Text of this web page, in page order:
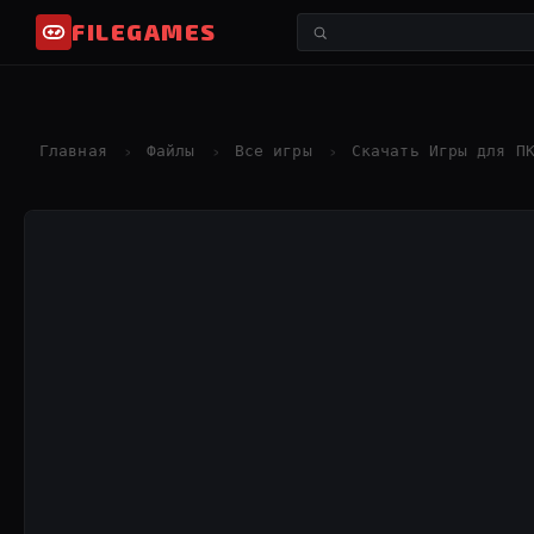
FILEGAMES
Главная › Файлы › Все игры › Скачать Игры для ПК